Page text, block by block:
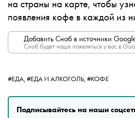
на страны на карте, чтобы
появления кофе в каждой из
Добавить Сноб в источники
Сноб будет чаще появляться у вас в
#ЕДА, #ЕДА И АЛКОГОЛЬ, #КОФЕ
Подписывайтесь на наши